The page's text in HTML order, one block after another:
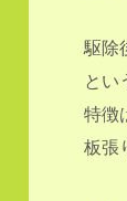
駆除
とい
特徴
板張